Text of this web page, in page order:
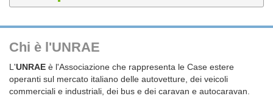
Chi è l'UNRAE
L'UNRAE è l'Associazione che rappresenta le Case estere
operanti sul mercato italiano delle autovetture, dei veicoli
commerciali e industriali, dei bus e dei caravan e autocaravan.